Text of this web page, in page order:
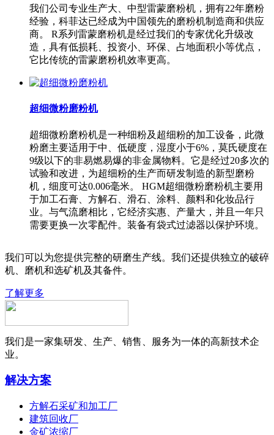
我们公司专业生产大、中型雷蒙磨粉机，拥有22年磨粉
经验，科菲达已经成为中国领先的磨粉机制造商和供应
商。 R系列雷蒙磨粉机是经过我们的专家优化升级改
造，具有低损耗、投资小、环保、占地面积小等优点，
它比传统的雷蒙磨粉机效率更高。
超细微粉磨粉机
超细微粉磨粉机是一种细粉及超细粉的加工设备，此微
粉磨主要适用于中、低硬度，湿度小于6%，莫氏硬度在
9级以下的非易燃易爆的非金属物料。它是经过20多次的
试验和改进，为超细粉的生产而研发制造的新型磨粉
机，细度可达0.006毫米。 HGM超细微粉磨粉机主要用
于加工石膏、方解石、滑石、涂料、颜料和化妆品行
业。与气流磨相比，它经济实惠、产量大，并且一年只
需要更换一次零配件。装备有袋式过滤器以保护环境。
我们可以为您提供完整的研磨生产线。我们还提供独立的破碎
机、磨机和选矿机及其备件。
了解更多
我们是一家集研发、生产、销售、服务为一体的高新技术企
业。
解决方案
方解石采矿和加工厂
建筑回收厂
金矿浓缩厂